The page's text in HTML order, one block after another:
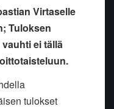
Virtaselle
Tuloksen
ei tällä
tulokset